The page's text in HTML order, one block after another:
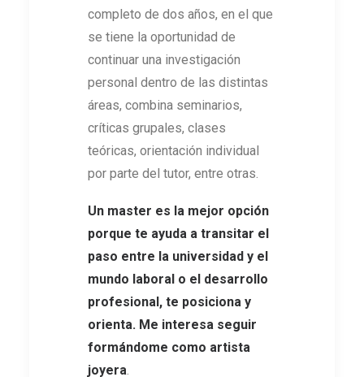
completo de dos años, en el que
se tiene la oportunidad de
continuar una investigación
personal dentro de las distintas
áreas, combina seminarios,
críticas grupales, clases
teóricas, orientación individual
por parte del tutor, entre otras.
Un master es la mejor opción
porque te ayuda a transitar el
paso entre la universidad y el
mundo laboral o el desarrollo
profesional, te posiciona y
orienta. Me interesa seguir
formándome como artista
joyera.